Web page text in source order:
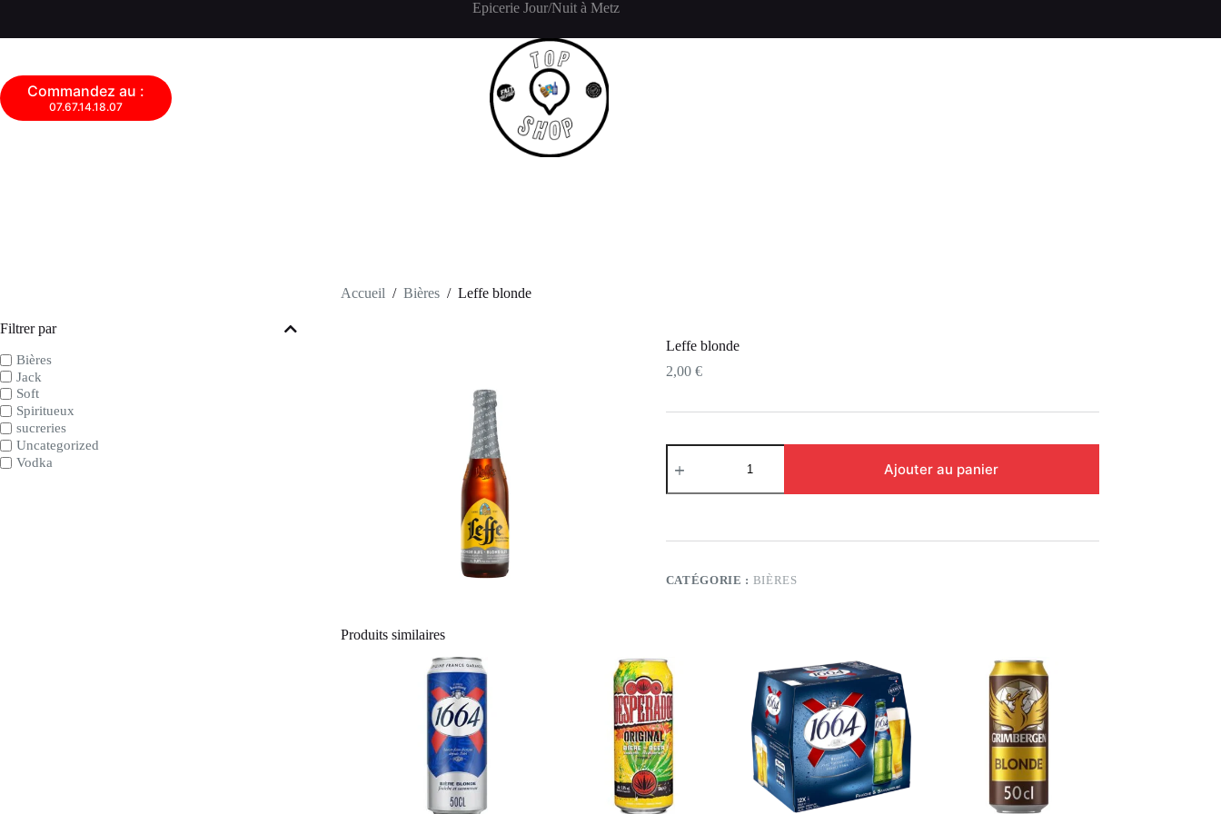
Epicerie Jour/Nuit à Metz
Commandez au :
07.67.14.18.07
Accueil / Bières / Leffe blonde
Leffe blonde
2,00 €
Ajouter au panier
CATÉGORIE : BIÈRES
Produits similaires
Filtrer par
Bières
Jack
Soft
Spiritueux
sucreries
Uncategorized
Vodka